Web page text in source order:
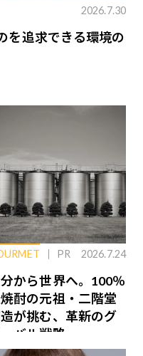
2026.7.30
を追求できる環境の
PR 2026.7.24
から世界へ。100％
酎の元祖・二階堂
が挑む、革新のグ
バル戦略